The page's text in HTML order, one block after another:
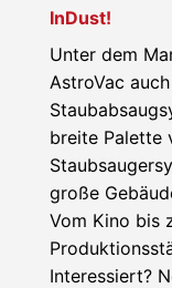
InDust!
Unter dem
AstroVac
breite Palette
große
Vom Kino bis
Interessiert?